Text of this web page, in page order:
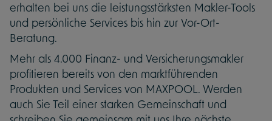
erhalten bei uns die leistungsstärksten Makler-Tools
und persönliche Services bis hin zur Vor-Ort-
Beratung.
Mehr als 4.000 Finanz- und Versicherungsmakler
profitieren bereits von den marktführenden
Produkten und Services von MAXPOOL. Werden
auch Sie Teil einer starken Gemeinschaft und